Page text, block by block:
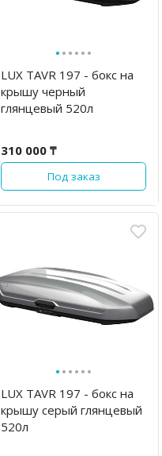
······
LUX TAVR 197 - бокс на
крышу черный
глянцевый 520л
310 000 ₸
Под заказ
······
LUX TAVR 197 - бокс на
крышу серый глянцевый
520л